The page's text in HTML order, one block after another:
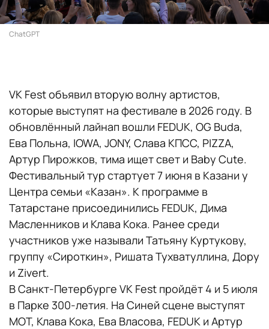
ChatGPT
VK Fest объявил вторую волну артистов,
которые выступят на фестивале в 2026 году. В
обновлённый лайнап вошли FEDUK, OG Buda,
Ева Польна, IOWA, JONY, Слава КПСС, PIZZA,
Артур Пирожков, тима ищет свет и Baby Cute.
Фестивальный тур стартует 7 июня в Казани у
Центра семьи «Казан». К программе в
Татарстане присоединились FEDUK, Дима
Масленников и Клава Кока. Ранее среди
участников уже называли Татьяну Куртукову,
группу «Сироткин», Ришата Тухватуллина, Дору
и Zivert.
В Санкт-Петербурге VK Fest пройдёт 4 и 5 июля
в Парке 300-летия. На Синей сцене выступят
МОТ, Клава Кока, Ева Власова, FEDUK и Артур